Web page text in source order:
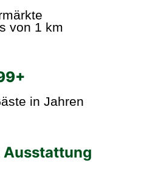
von 1 km
in Jahren